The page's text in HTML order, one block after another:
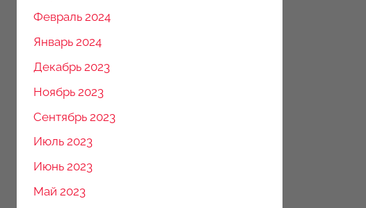
Февраль 2024
Январь 2024
Декабрь 2023
Ноябрь 2023
Сентябрь 2023
Июль 2023
Июнь 2023
Май 2023